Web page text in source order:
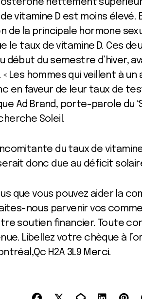
nettement supérieur
vitamine D est moins
de la principale hormone
le taux de vitamine D. Ces
début du semestre d’hiver,
« Les hommes qui veillent à
en faveur de leur taux de
Ad Brand, porte-parole du
Soleil.
du taux de
donc due au déficit
que vous pouvez aider la
nous parvenir vos
soutien financier. Toute
Libellez votre chèque à
H2A 3L9 Merci.